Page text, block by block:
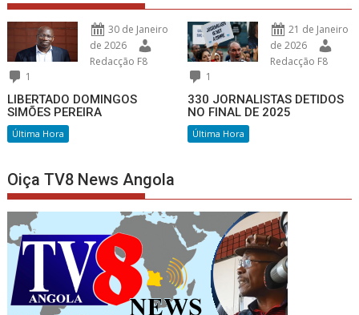
30 de Janeiro
de 2026
Redacção F8
1
LIBERTADO DOMINGOS
SIMÕES PEREIRA
Última Hora
21 de Janeiro
de 2026
Redacção F8
1
330 JORNALISTAS DETIDOS
NO FINAL DE 2025
Última Hora
Oiça TV8 News Angola